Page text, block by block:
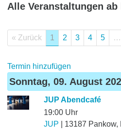
Alle Veranstaltungen ab
« Zurück 1 2 3 4 5 …
Termin hinzufügen
Sonntag, 09. August
JUP Abendcafé
19:00 Uhr
JUP
13187 Pankow,